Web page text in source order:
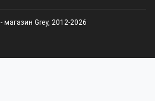
магазин Grey, 2012-2026